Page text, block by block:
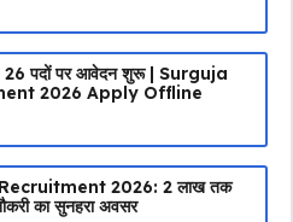
26 पदों पर आवेदन शुरू | Surguja
2026 Apply Offline
2026: ₹2 लाख तक
का सुनहरा अवसर